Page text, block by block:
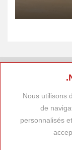
Nous utilisons
de
personnalisés